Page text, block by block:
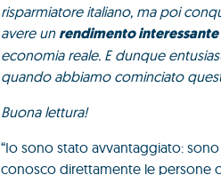
risparmiatore italiano, ma poi
avere unrendimento interessante
economia reale. E dunque
quando abbiamo cominciato
Buona lettura!
“Io sono stato avvantaggiato:
conosco direttamente le persone